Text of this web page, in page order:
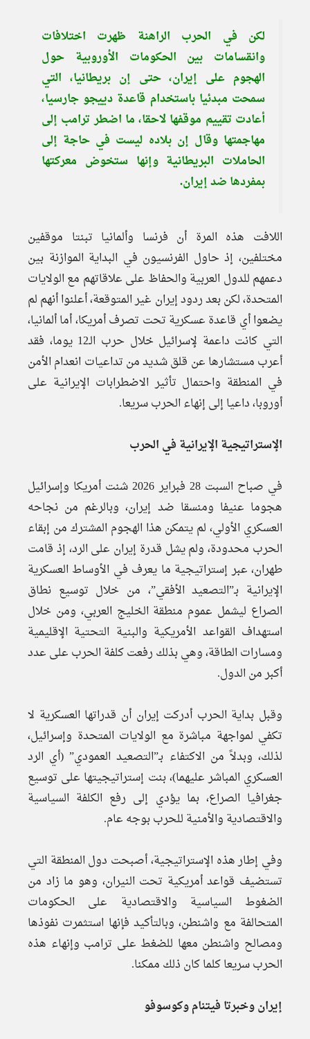
لكن في الحرب الراهنة ظهرت اختلافات
وانقسامات بين الحكومات الأوروبية حول
الهجوم على إيران، حتى إن بريطانيا، التي
سمحت مبدئيا باستخدام قاعدة دييجو جارسيا،
أعادت تقييم موقفها لاحقا، ما اضطر ترامب إلى
مهاجمتها وقال إن بلاده ليست في حاجة إلى
الحاملات البريطانية وإنها ستخوض معركتها
بمفردها ضد إيران.
اللافت هذه المرة أن فرنسا وألمانيا تبنتا موقفين
مختلفين، إذ حاول الفرنسيون في البداية الموازنة بين
دعمهم للدول العربية والحفاظ على علاقاتهم مع الولايات
المتحدة، لكن بعد ردود إيران غير المتوقعة، أعلنوا أنهم لم
يضعوا أي قاعدة عسكرية تحت تصرف أمريكا، أما ألمانيا،
التي كانت داعمة لإسرائيل خلال حرب الـ12 يوما، فقد
أعرب مستشارها عن قلق شديد من تداعيات انعدام الأمن
في المنطقة واحتمال تأثير الاضطرابات الإيرانية على
أوروبا، داعيا إلى إنهاء الحرب سريعا.
الإستراتيجية الإيرانية في الحرب
في صباح السبت 28 فبراير 2026 شنت أمريكا وإسرائيل
هجوما عنيفا ومنسقا ضد إيران، وبالرغم من نجاحه
العسكري الأولي، لم يتمكن هذا الهجوم المشترك من إبقاء
الحرب محدودة، ولم يشل قدرة إيران على الرد، إذ قامت
طهران، عبر إستراتيجية ما يعرف في الأوساط العسكرية
الإيرانية بـ”التصعيد الأفقي”، من خلال توسيع نطاق
الصراع ليشمل عموم منطقة الخليج العربي، ومن خلال
استهداف القواعد الأمريكية والبنية التحتية الإقليمية
ومسارات الطاقة، وهي بذلك رفعت كلفة الحرب على عدد
أكبر من الدول.
وقبل بداية الحرب أدركت إيران أن قدراتها العسكرية لا
تكفي لمواجهة مباشرة مع الولايات المتحدة وإسرائيل،
لذلك، وبدلاً من الاكتفاء بـ”التصعيد العمودي” (أي الرد
العسكري المباشر عليهما)، بنت إستراتيجيتها على توسيع
جغرافيا الصراع، بما يؤدي إلى رفع الكلفة السياسية
والاقتصادية والأمنية للحرب بوجه عام.
وفي إطار هذه الإستراتيجية، أصبحت دول المنطقة التي
تستضيف قواعد أمريكية تحت النيران، وهو ما زاد من
الضغوط السياسية والاقتصادية على الحكومات
المتحالفة مع واشنطن، وبالتأكيد فإنها استثمرت نفوذها
ومصالح واشنطن معها للضغط على ترامب وإنهاء هذه
الحرب سريعا كلما كان ذلك ممكنا.
إيران وخبرتا فيتنام وكوسوفو